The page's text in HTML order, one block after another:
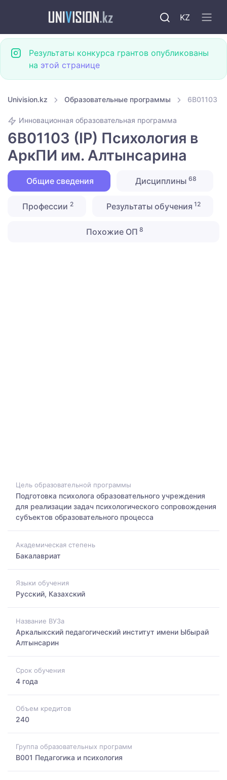
KZ
Результаты конкурса грантов опубликованы
на этой странице
Univision.kz Образовательные программы 6B01103
Инновационная образовательная программа
6B01103 (IP) Психология в
АркПИ им. Алтынсарина
Общие сведения Дисциплины 68
Профессии 2 Результаты обучения 12
Похожие ОП 8
Цель образовательной программы
Подготовка психолога образовательного учреждения
для реализации задач психологического сопровождения
субъектов образовательного процесса
Академическая степень
Бакалавриат
Языки обучения
Русский, Казахский
Название ВУЗа
Аркалыкский педагогический институт имени Ыбырай
Алтынсарин
Срок обучения
4 года
Объем кредитов
240
Группа образовательных программ
B001 Педагогика и психология